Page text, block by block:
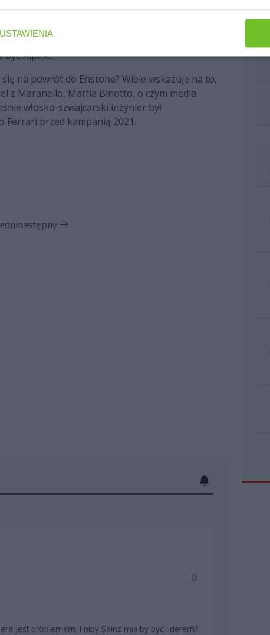
się pierwsze wakacyjne doniesienia
Zdaniem włoskiego portalu, ojciec Carlosa
zakończenia współpracy z Ferrari po
być Alpine.
na powrót do Enstone? Wiele wskazuje na to,
z Maranello, Mattia Binotto, o czym media
włosko-szwajcarski inżynier był
Ferrari przed kampanią 2021.
następny
0
jest problemem. I niby Sainz miałby być liderem?
USTAWIENIA